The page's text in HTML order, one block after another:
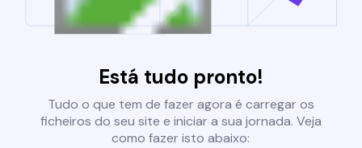
Está tudo pronto!
Tudo o que tem de fazer agora é carregar os
ficheiros do seu site e iniciar a sua jornada. Veja
como fazer isto abaixo: